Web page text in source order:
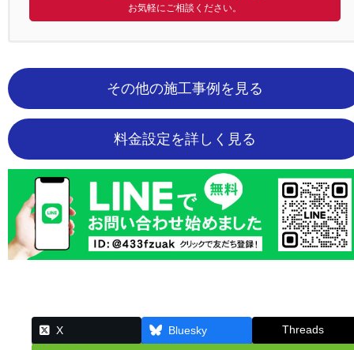
お気軽にご相談ください。
その他の施工事例を見る
料金設定を詳しく見る
X Bluesky Threads